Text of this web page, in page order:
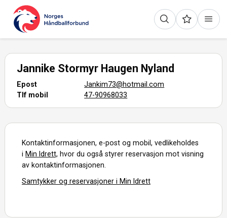
Jannike Stormyr Haugen Nyland
Epost
Jankim73@hotmail.com
Tlf mobil
47-90968033
Kontaktinformasjonen, e-post og mobil, vedlikeholdes
i Min Idrett, hvor du også styrer reservasjon mot visning
av kontaktinformasjonen.
Samtykker og reservasjoner i Min Idrett